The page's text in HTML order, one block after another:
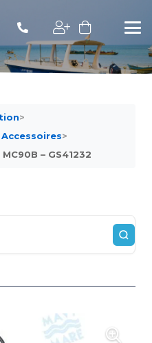
>
>
MC90B – GS41232